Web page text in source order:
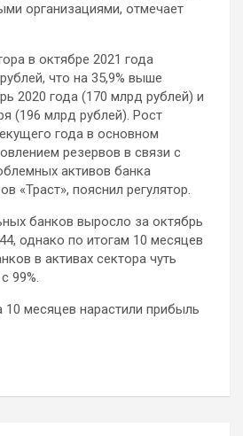
организациями, отмечает
в октябре 2021 года
что на 35,9% выше
2020 года (170 млрд рублей) и
(196 млрд рублей). Рост
года в основном
резервов в связи с
активов банка
«Траст», пояснил регулятор.
банков выросло за октябрь
однако по итогам 10 месяцев
в активах сектора чуть
99%.
10 месяцев нарастили прибыль